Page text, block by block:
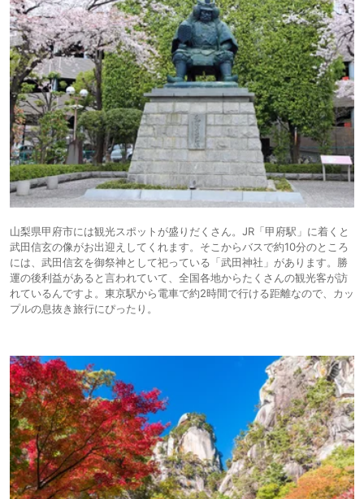
山梨県甲府市には観光スポットが盛りだくさん。JR「甲府駅」に着くと
武田信玄の像がお出迎えしてくれます。そこからバスで約10分のところ
には、武田信玄を御祭神として祀っている「武田神社」があります。勝
運の後利益があると言われていて、全国各地からたくさんの観光客が訪
れているんですよ。東京駅から電車で約2時間で行ける距離なので、カッ
プルの息抜き旅行にぴったり。